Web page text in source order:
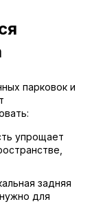
парковок и
упрощает
задняя
для